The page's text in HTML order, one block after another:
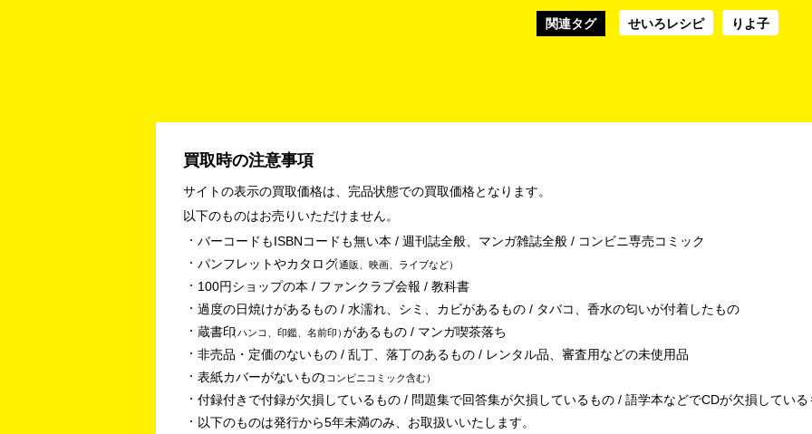
関連タグ せいろレシピ りよ子
買取時の注意事項
サイトの表示の買取価格は、完品状態での買取価格となります。
以下のものはお売りいただけません。
バーコードもISBNコードも無い本 / 週刊誌全般、マンガ雑誌全般 / コンビニ専売コミック
パンフレットやカタログ 通販、映画、ライブなど
100円ショップの本 / ファンクラブ会報 / 教科書
過度の日焼けがあるもの / 水濡れ、シミ、カビがあるもの / タバコ、香水の匂いが付着したもの
蔵書印 ハンコ、印鑑、名前印
があるもの / マンガ喫茶落ち
非売品・定価のないもの / 乱丁、落丁のあるもの / レンタル品、審査用などの未使用品
表紙カバーがないもの コンビニコミック含む
付録付きで付録が欠損しているもの / 問題集で回答集が欠損しているもの / 語学本などでCDが欠損してい
以下のものは発行から5年未満のみ、お取扱いいたします。